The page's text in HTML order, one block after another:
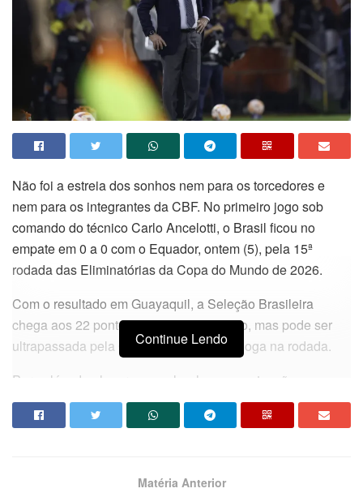
Não foi a estreia dos sonhos nem para os torcedores e
nem para os integrantes da CBF. No primeiro jogo sob
comando do técnico Carlo Ancelotti, o Brasil ficou no
empate em 0 a 0 com o Equador, ontem (5), pela 15ª
rodada das Eliminatórias da Copa do Mundo de 2026.
Com o resultado em Guayaquil, a Seleção Brasileira
chega aos 22 pontos e fica na 4ª posição, mas pode ser
ultrapassada pela Colômbia, que ainda joga na rodada.
Para além do placar sem gols, chamou a atenção
negativamente, mais uma vez, a postura do time brasileiro,
que não conseguiu impor seu jogo e criou pouquíssimas
Continue Lendo
Matéria Anterior